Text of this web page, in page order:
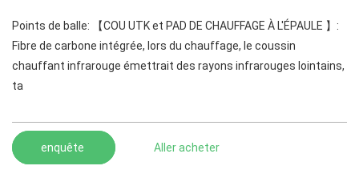
Points de balle: 【COU UTK et PAD DE CHAUFFAGE À L'ÉPAULE 】:
Fibre de carbone intégrée, lors du chauffage, le coussin
chauffant infrarouge émettrait des rayons infrarouges lointains,
ta
enquête Aller acheter